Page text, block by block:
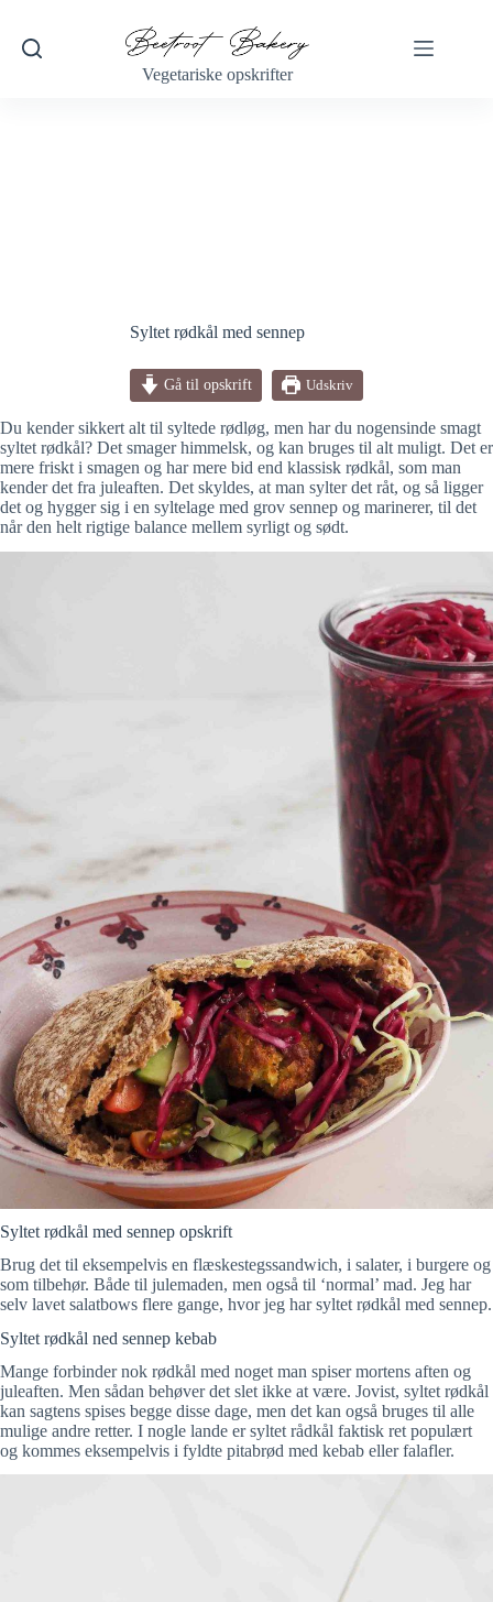
indhold
Vegetariske opskrifter
Syltet rødkål med sennep
Gå til opskrift Udskriv
Du kender sikkert alt til syltede rødløg, men har du nogensinde smagt
syltet rødkål? Det smager himmelsk, og kan bruges til alt muligt. Det er
mere friskt i smagen og har mere bid end klassisk rødkål, som man
kender det fra juleaften. Det skyldes, at man sylter det råt, og så ligger
det og hygger sig i en syltelage med grov sennep og marinerer, til det
når den helt rigtige balance mellem syrligt og sødt.
Syltet rødkål med sennep opskrift
Brug det til eksempelvis en flæskestegssandwich, i salater, i burgere og
som tilbehør. Både til julemaden, men også til ‘normal’ mad. Jeg har
selv lavet salatbows flere gange, hvor jeg har syltet rødkål med sennep.
Syltet rødkål ned sennep kebab
Mange forbinder nok rødkål med noget man spiser mortens aften og
juleaften. Men sådan behøver det slet ikke at være. Jovist, syltet rødkål
kan sagtens spises begge disse dage, men det kan også bruges til alle
mulige andre retter. I nogle lande er syltet rådkål faktisk ret populært
og kommes eksempelvis i fyldte pitabrød med kebab eller falafler.